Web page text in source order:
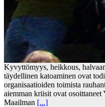
Kyvyttömyys, heikkous,
täydellinen katoaminen ovat
organisaatioiden toimista
aiemman kriisit ovat
Maailman [...]